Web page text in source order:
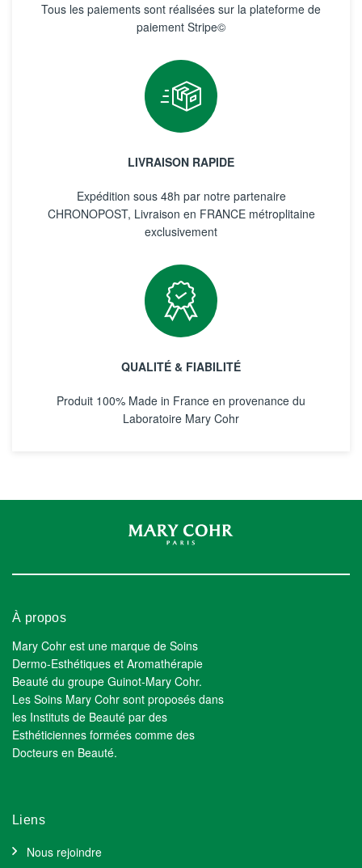
Tous les paiements sont réalisées sur la plateforme de
paiement Stripe©
LIVRAISON RAPIDE
Expédition sous 48h par notre partenaire
CHRONOPOST, Livraison en FRANCE métroplitaine
exclusivement
QUALITÉ & FIABILITÉ
Produit 100% Made in France en provenance du
Laboratoire Mary Cohr
À propos
Mary Cohr est une marque de Soins
Dermo-Esthétiques et Aromathérapie
Beauté du groupe Guinot-Mary Cohr.
Les Soins Mary Cohr sont proposés dans
les Instituts de Beauté par des
Esthéticiennes formées comme des
Docteurs en Beauté.
Liens
Nous rejoindre